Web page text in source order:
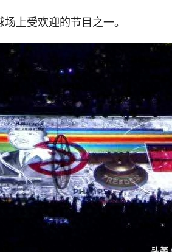
上受欢迎的节目之一。